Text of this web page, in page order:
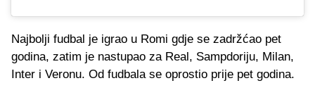
Najbolji fudbal je igrao u Romi gdje se zadržćao pet
godina, zatim je nastupao za Real, Sampdoriju, Milan,
Inter i Veronu. Od fudbala se oprostio prije pet godina.